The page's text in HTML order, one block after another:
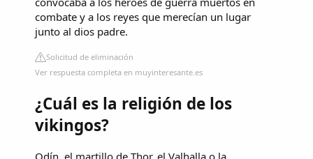
combate y a los reyes que merecían un lugar
junto al dios padre.
Solicitud de eliminación
Ver respuesta completa en muyinteresante.es
¿Cuál es la religión de los
vikingos?